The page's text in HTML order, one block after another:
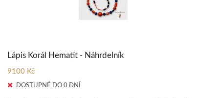
Lápis Korál Hematit - Náhrdelník
9100 Kč
DOSTUPNÉ DO 0 DNÍ